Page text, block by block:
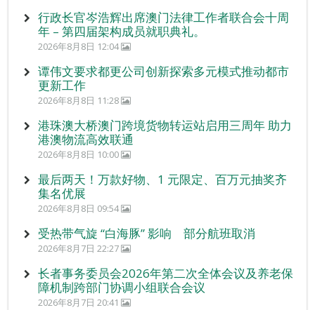
行政长官岑浩辉出席澳门法律工作者联合会十周
年 – 第四届架构成员就职典礼。
2026年8月8日 12:04
谭伟文要求都更公司创新探索多元模式推动都市
更新工作
2026年8月8日 11:28
港珠澳大桥澳门跨境货物转运站启用三周年 助力
港澳物流高效联通
2026年8月8日 10:00
最后两天！万款好物、1 元限定、百万元抽奖齐
集名优展
2026年8月8日 09:54
受热带气旋 “白海豚” 影响 部分航班取消
2026年8月7日 22:27
长者事务委员会2026年第二次全体会议及养老保
障机制跨部门协调小组联合会议
2026年8月7日 20:41